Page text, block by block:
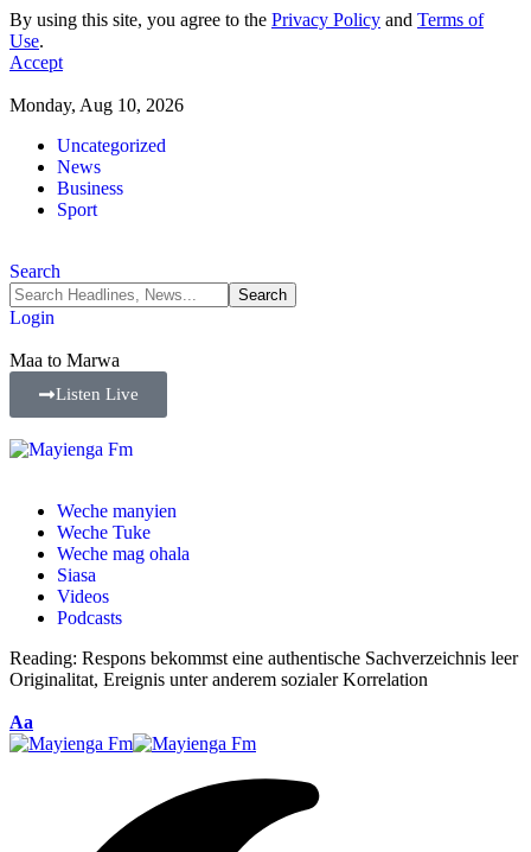
By using this site, you agree to the Privacy Policy and Terms of
Use.
Accept
Monday, Aug 10, 2026
Uncategorized
News
Business
Sport
Search
Login
Maa to Marwa
Listen Live
Weche manyien
Weche Tuke
Weche mag ohala
Siasa
Videos
Podcasts
Reading: Respons bekommst eine authentische Sachverzeichnis leer
Originalitat, Ereignis unter anderem sozialer Korrelation
Aa